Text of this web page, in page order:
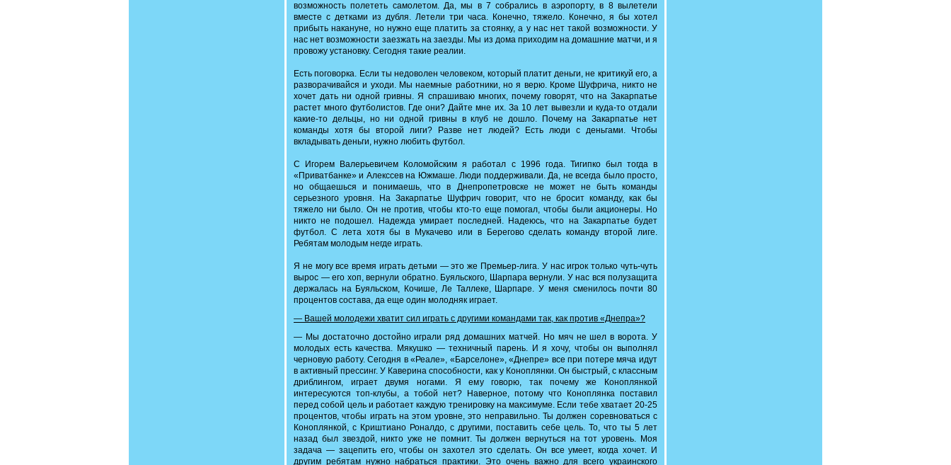
возможность полететь самолетом. Да, мы в 7 собрались в аэропорту, в 8 вылетели
вместе с детками из дубля. Летели три часа. Конечно, тяжело. Конечно, я бы хотел
прибыть накануне, но нужно еще платить за стоянку, а у нас нет такой возможности. У
нас нет возможности заезжать на заезды. Мы из дома приходим на домашние матчи, и я
провожу установку. Сегодня такие реалии.
Есть поговорка. Если ты недоволен человеком, который платит деньги, не критикуй его, а
разворачивайся и уходи. Мы наемные работники, но я верю. Кроме Шуфрича, никто не
хочет дать ни одной гривны. Я спрашиваю многих, почему говорят, что на Закарпатье
растет много футболистов. Где они? Дайте мне их. За 10 лет вывезли и куда-то отдали
какие-то дельцы, но ни одной гривны в клуб не дошло. Почему на Закарпатье нет
команды хотя бы второй лиги? Разве нет людей? Есть люди с деньгами. Чтобы
вкладывать деньги, нужно любить футбол.
С Игорем Валерьевичем Коломойским я работал с 1996 года. Тигипко был тогда в
«Приватбанке» и Алекссев на Южмаше. Люди поддерживали. Да, не всегда было просто,
но общаешься и понимаешь, что в Днепропетровске не может не быть команды
серьезного уровня. На Закарпатье Шуфрич говорит, что не бросит команду, как бы
тяжело ни было. Он не против, чтобы кто-то еще помогал, чтобы были акционеры. Но
никто не подошел. Надежда умирает последней. Надеюсь, что на Закарпатье будет
футбол. С лета хотя бы в Мукачево или в Берегово сделать команду второй лиге.
Ребятам молодым негде играть.
Я не могу все время играть детьми — это же Премьер-лига. У нас игрок только чуть-чуть
вырос — его хоп, вернули обратно. Буяльского, Шарпара вернули. У нас вся полузащита
держалась на Буяльском, Кочише, Ле Таллеке, Шарпаре. У меня сменилось почти 80
процентов состава, да еще один молодняк играет.
— Вашей молодежи хватит сил играть с другими командами так, как против «Днепра»?
— Мы достаточно достойно играли ряд домашних матчей. Но мяч не шел в ворота. У
молодых есть качества. Мякушко — техничный парень. И я хочу, чтобы он выполнял
черновую работу. Сегодня в «Реале», «Барселоне», «Днепре» все при потере мяча идут
в активный прессинг. У Каверина способности, как у Коноплянки. Он быстрый, с классным
дриблингом, играет двумя ногами. Я ему говорю, так почему же Коноплянкой
интересуются топ-клубы, а тобой нет? Наверное, потому что Коноплянка поставил
перед собой цель и работает каждую тренировку на максимуме. Если тебе хватает 20-25
процентов, чтобы играть на этом уровне, это неправильно. Ты должен соревноваться с
Коноплянкой, с Криштиано Роналдо, с другими, поставить себе цель. То, что ты 5 лет
назад был звездой, никто уже не помнит. Ты должен вернуться на тот уровень. Моя
задача — зацепить его, чтобы он захотел это сделать. Он все умеет, когда хочет. И
другим ребятам нужно набраться практики. Это очень важно для всего украинского